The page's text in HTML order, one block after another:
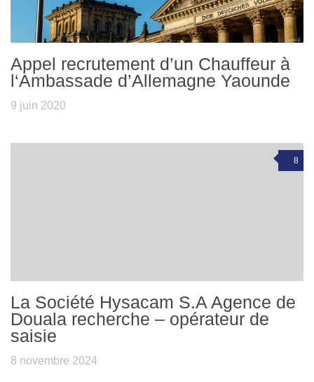
Appel recrutement d’un Chauffeur à
l‘Ambassade d’Allemagne Yaounde
9 juin 2020
8
La Société Hysacam S.A Agence de
Douala recherche – opérateur de
saisie
8 novembre 2024